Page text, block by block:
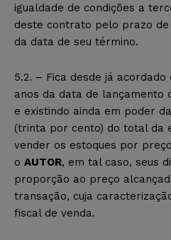
igualdade de condições a
deste contrato pelo prazo de
da data de seu término.
5.2. – Fica desde já
anos da data de lançamento
e existindo ainda em poder da
(trinta por cento) do total da
vender os estoques por
o AUTOR, em tal caso, seus
proporção ao preço
transação, cuja
fiscal de venda.